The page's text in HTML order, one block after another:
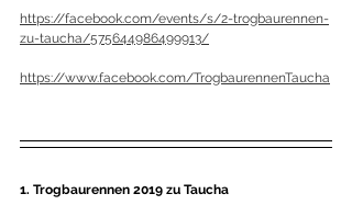
https://facebook.com/events/s/2-trogbaurennen-
zu-taucha/575644986499913/
https://www.facebook.com/TrogbaurennenTaucha
1. Trogbaurennen 2019 zu Taucha